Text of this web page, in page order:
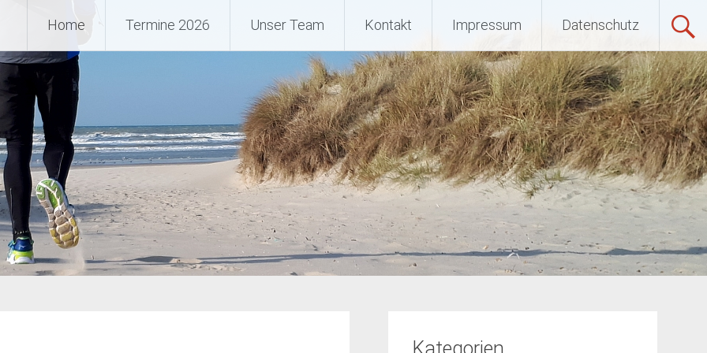
Ultramarathon, Ultratrail, Ultratriathlon
Home Termine 2026 Unser Team Kontakt Impressum Datenschutz